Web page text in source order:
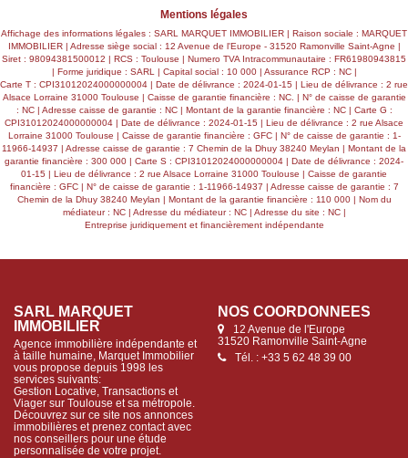
commerces à proximité immédiate et ligne de bus n°19 -
arrêt Soupetard à seulement 50 m. Le bien est vendu loué
au prix de 1002.95 € dont 50 € de provisions pour charges.
Mentions légales
Affichage des informations légales : SARL MARQUET IMMOBILIER | Raison sociale : MARQUET
IMMOBILIER | Adresse siège social : 12 Avenue de l'Europe - 31520 Ramonville Saint-Agne |
Siret : 98094381500012 | RCS : Toulouse | Numero TVA Intracommunautaire : FR61980943815
| Forme juridique : SARL | Capital social : 10 000 | Assurance RCP : NC |
Carte T : CPI31012024000000004 | Date de délivrance : 2024-01-15 | Lieu de délivrance : 2 rue
Alsace Lorraine 31000 Toulouse | Caisse de garantie financière : NC. | N° de caisse de garantie
: NC | Adresse caisse de garantie : NC | Montant de la garantie financière : NC | Carte G :
CPI31012024000000004 | Date de délivrance : 2024-01-15 | Lieu de délivrance : 2 rue Alsace
Lorraine 31000 Toulouse | Caisse de garantie financière : GFC | N° de caisse de garantie : 1-
11966-14937 | Adresse caisse de garantie : 7 Chemin de la Dhuy 38240 Meylan | Montant de la
garantie financière : 300 000 | Carte S : CPI31012024000000004 | Date de délivrance : 2024-
01-15 | Lieu de délivrance : 2 rue Alsace Lorraine 31000 Toulouse | Caisse de garantie
financière : GFC | N° de caisse de garantie : 1-11966-14937 | Adresse caisse de garantie : 7
Chemin de la Dhuy 38240 Meylan | Montant de la garantie financière : 110 000 | Nom du
médiateur : NC | Adresse du médiateur : NC | Adresse du site : NC |
Entreprise juridiquement et financièrement indépendante
SARL MARQUET
IMMOBILIER
Agence immobilière indépendante et
à taille humaine, Marquet Immobilier
vous propose depuis 1998 les
services suivants:
Gestion Locative, Transactions et
Viager sur Toulouse et sa métropole.
Découvrez sur ce site nos annonces
immobilières et prenez contact avec
nos conseillers pour une étude
personnalisée de votre projet.
NOS COORDONNÉES
12 Avenue de l'Europe
31520 Ramonville Saint-Agne
Tél. : +33 5 62 48 39 00